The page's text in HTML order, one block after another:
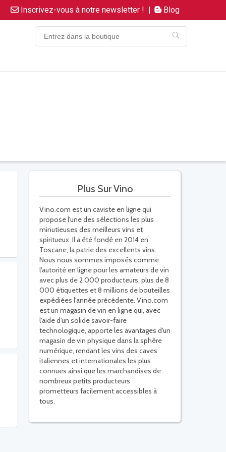
Inscrivez-vous à notre newsletter ! | Blog
Plus Sur Vino
Vino.com est un caviste en ligne qui
propose l'une des sélections les plus
minutieuses des meilleurs vins et
spiritueux. Il a été fondé en 2014 en
Toscane, la patrie des excellents vins.
Nous nous sommes imposés comme
l'autorité en ligne pour les amateurs de vin
avec plus de 2 000 producteurs, plus de 8
000 étiquettes et 8 millions de bouteilles
expédiées l'année précédente. Vino.com
est un magasin de vin en ligne qui, avec
l'aide d'un solide savoir-faire
technologique, apporte les avantages d'un
magasin de vin physique dans la sphère
numérique, rendant les vins des caves
italiennes et internationales les plus
connues ainsi que les marchandises de
nombreux petits producteurs
prometteurs facilement accessibles à
tous.